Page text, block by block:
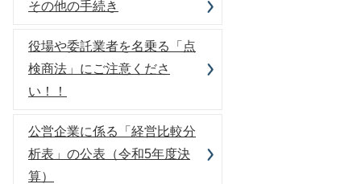
その他の手続き
役場や委託業者を名乗る「点
検商法」にご注意くださ
い！！
公営企業に係る「経営比較分
析表」の公表（令和5年度決
算）